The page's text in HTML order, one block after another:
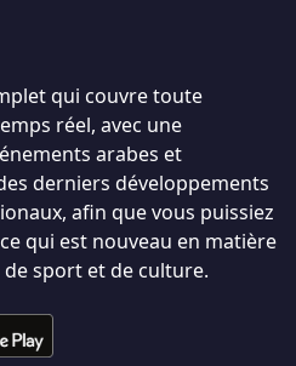
qui couvre toute
réel, avec une
arabes et
derniers développements
afin que vous puissiez
qui est nouveau en matière
sport et de culture.